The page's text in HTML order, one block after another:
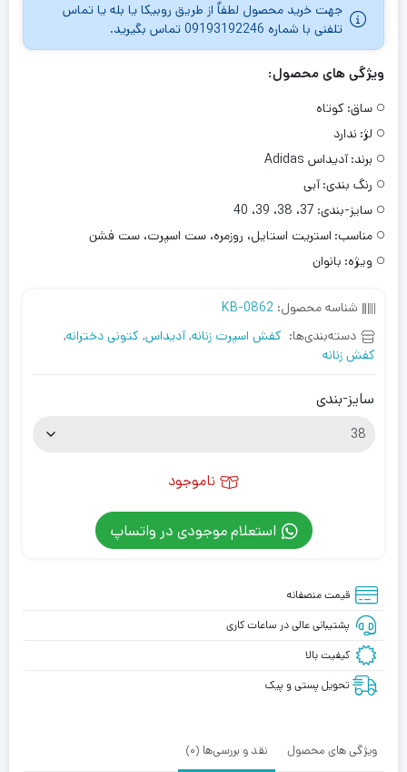
جهت خرید محصول لطفاٌ از طریق روبیکا یا بله یا تماس
تلفنی با شماره 09193192246 تماس بگیرید.
ویژگی های محصول:
ساق: کوتاه
لژ: ندارد
برند: آدیداس Adidas
رنگ بندی: آبی
سایز-بندی: 37، 38، 39، 40
مناسب: استریت استایل، روزمره، ست اسپرت، ست فشن
ویژه: بانوان
شناسه محصول: KB-0862
دسته‌بندی‌ها: کفش اسپرت زنانه,آدیداس, کتونی دخترانه,
کفش زنانه
سایز-بندی
ناموجود
استعلام موجودی در واتساپ
قیمت منصفانه
پشتیبانی عالی در ساعات کاری
کیفیت بالا
تحویل پستی و پیک
ویژگی های محصول نقد و بررسی‌ها (0)